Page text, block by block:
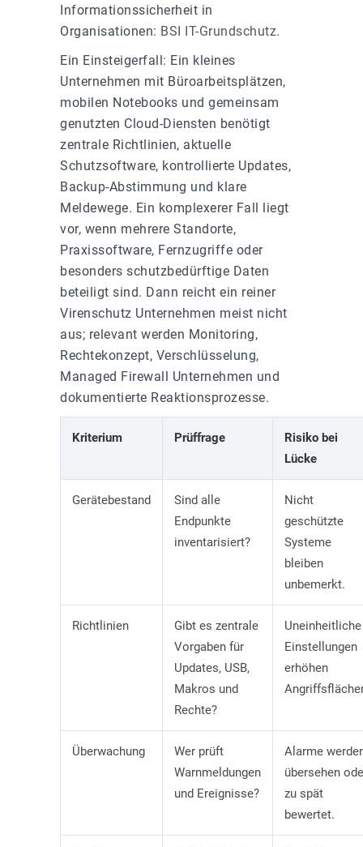
Informationssicherheit in
Organisationen: BSI IT-Grundschutz.
Ein Einsteigerfall: Ein kleines
Unternehmen mit Büroarbeitsplätzen,
mobilen Notebooks und gemeinsam
genutzten Cloud-Diensten benötigt
zentrale Richtlinien, aktuelle
Schutzsoftware, kontrollierte Updates,
Backup-Abstimmung und klare
Meldewege. Ein komplexerer Fall liegt
vor, wenn mehrere Standorte,
Praxissoftware, Fernzugriffe oder
besonders schutzbedürftige Daten
beteiligt sind. Dann reicht ein reiner
Virenschutz Unternehmen meist nicht
aus; relevant werden Monitoring,
Rechtekonzept, Verschlüsselung,
Managed Firewall Unternehmen und
dokumentierte Reaktionsprozesse.
Kriterium Prüffrage
Risiko bei
Lücke
Gerätebestand
Sind alle
Endpunkte
inventarisiert?
Nicht
geschützte
Systeme
bleiben
unbemerkt.
Richtlinien
Gibt es zentrale
Vorgaben für
Updates, USB,
Makros und
Rechte?
Uneinheitliche
Einstellungen
erhöhen
Überwachung
Wer prüft
Warnmeldungen
und Ereignisse?
Alarme
übersehen
zu spät
bewertet.